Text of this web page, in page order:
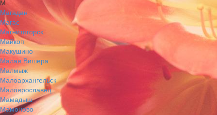
М
Магадан
Магас
Магнитогорск
Майкоп
Макушино
Малая Вишера
Малмыж
Малоархангельск
Малоярославец
Мамадыш
Мамоново